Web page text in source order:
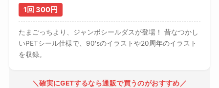
1回 300円
たまごっちより、ジャンボシールダスが登場！ 昔なつかし
いPETシール仕様で、90'sのイラストや20周年のイラスト
を収録。
＼確実にGETするなら通販で買うのがおすすめ／